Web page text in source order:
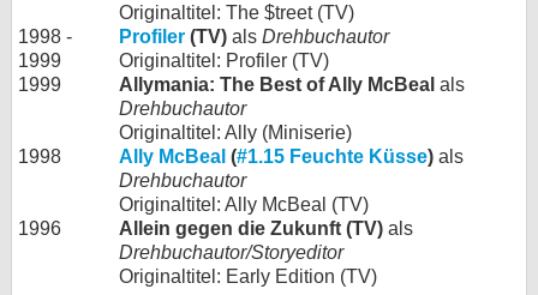
Originaltitel: The $treet (TV)
1998 -
1999
Profiler (TV) als Drehbuchautor
Originaltitel: Profiler (TV)
1999
Allymania: The Best of Ally McBeal als
Drehbuchautor
Originaltitel: Ally (Miniserie)
1998
Ally McBeal (#1.15 Feuchte Küsse) als
Drehbuchautor
Originaltitel: Ally McBeal (TV)
1996
Allein gegen die Zukunft (TV) als
Drehbuchautor/Storyeditor
Originaltitel: Early Edition (TV)